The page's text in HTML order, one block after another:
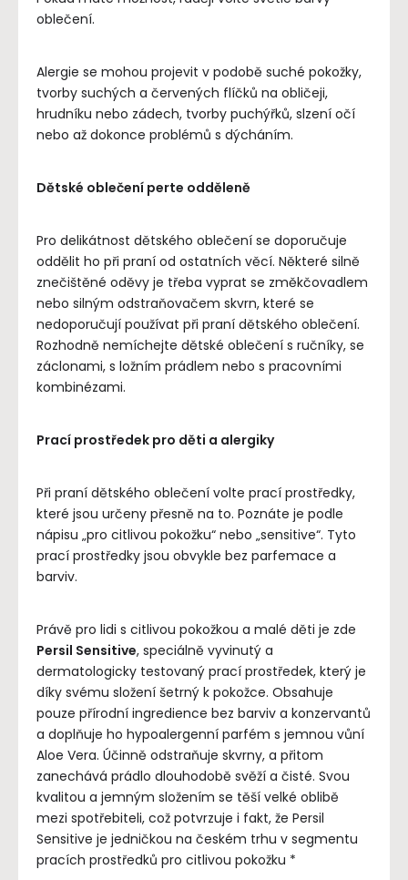
oblečení.
Alergie se mohou projevit v podobě suché pokožky,
tvorby suchých a červených flíčků na obličeji,
hrudníku nebo zádech, tvorby puchýřků, slzení očí
nebo až dokonce problémů s dýcháním.
Dětské oblečení perte odděleně
Pro delikátnost dětského oblečení se doporučuje
oddělit ho při praní od ostatních věcí. Některé silně
znečištěné oděvy je třeba vyprat se změkčovadlem
nebo silným odstraňovačem skvrn, které se
nedoporučují používat při praní dětského oblečení.
Rozhodně nemíchejte dětské oblečení s ručníky, se
záclonami, s ložním prádlem nebo s pracovními
kombinézami.
Prací prostředek pro děti a alergiky
Při praní dětského oblečení volte prací prostředky,
které jsou určeny přesně na to. Poznáte je podle
nápisu „pro citlivou pokožku“ nebo „sensitive“. Tyto
prací prostředky jsou obvykle bez parfemace a
barviv.
Právě pro lidi s citlivou pokožkou a malé děti je zde
Persil Sensitive, speciálně vyvinutý a
dermatologicky testovaný prací prostředek, který je
díky svému složení šetrný k pokožce. Obsahuje
pouze přírodní ingredience bez barviv a konzervantů
a doplňuje ho hypoalergenní parfém s jemnou vůní
Aloe Vera. Účinně odstraňuje skvrny, a přitom
zanechává prádlo dlouhodobě svěží a čisté. Svou
kvalitou a jemným složením se těší velké oblibě
mezi spotřebiteli, což potvrzuje i fakt, že Persil
Sensitive je jedničkou na českém trhu v segmentu
pracích prostředků pro citlivou pokožku *